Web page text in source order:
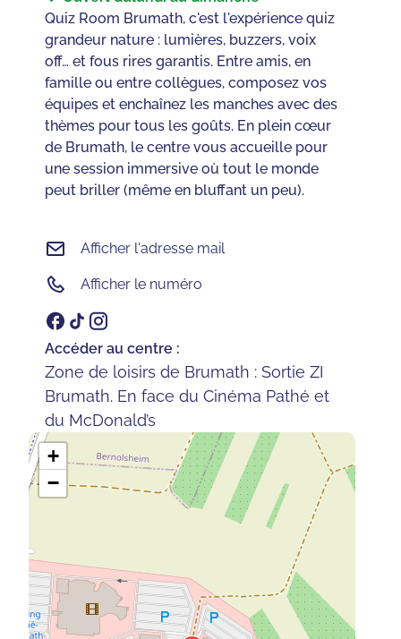
Quiz Room Brumath, c'est l'expérience quiz
grandeur nature : lumières, buzzers, voix
off… et fous rires garantis. Entre amis, en
famille ou entre collègues, composez vos
équipes et enchaînez les manches avec des
thèmes pour tous les goûts. En plein cœur
de Brumath, le centre vous accueille pour
une session immersive où tout le monde
peut briller (même en bluffant un peu).
Afficher l'adresse mail
Afficher le numéro
Accéder au centre :
Zone de loisirs de Brumath : Sortie ZI
Brumath. En face du Cinéma Pathé et
du McDonald’s
+
−